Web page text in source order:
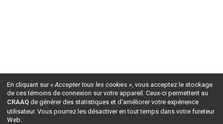
En cliquant sur« Accepter tous les cookies », vous acceptez le stockage
de ces témoins de connexion sur votre appareil. Ceux-ci permettent au
CRAAQ de générer des statistiques et d'améliorer votre expérience
utilisateur. Vous pourrez les désactiver en tout temps dans votre fureteur
Web.